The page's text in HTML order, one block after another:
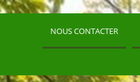
NOUS CONTACTER